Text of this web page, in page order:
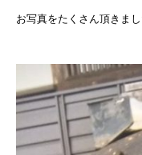
お写真をたくさん頂きま